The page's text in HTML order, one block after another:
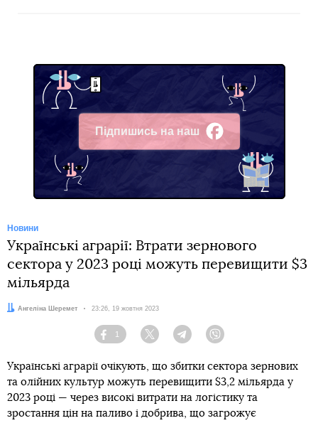
Підпишись на наш
Facebook
Новини
Українські аграрії: Втрати зернового
сектора у 2023 році можуть перевищити $3
мільярда
Автор:
Ангеліна Шеремет Дата:
23:26, 19 жовтня 2023
Facebook
1
Twitter TelegramViber
Українські аграрії очікують, що збитки сектора зернових
та олійних культур можуть перевищити $3,2 мільярда у
2023 році — через високі витрати на логістику та
зростання цін на паливо і добрива, що загрожує